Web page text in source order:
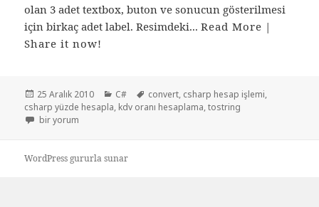
olan 3 adet textbox, buton ve sonucun gösterilmesi
için birkaç adet label. Resimdeki...Read More |
Share it now!
Yayın
tarihi
25 Aralık 2010 Kategoriler
C# Etiketler
convert, csharp hesap işlemi,
csharp yüzde hesapla, kdv oranı hesaplama,tostring
Fiyat kdv kargo oranı hesaplama için
bir yorum
WordPress gururla sunar